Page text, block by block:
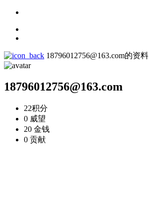
18796012756@163.com的资料
18796012756@163.com
22积分
0 威望
20 金钱
0 贡献